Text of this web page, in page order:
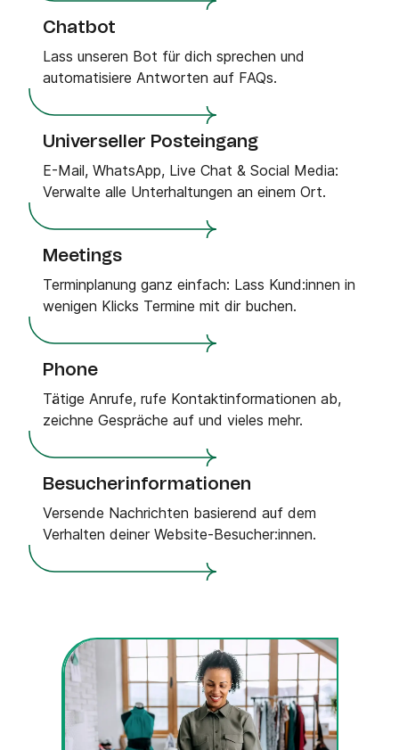
Chatbot
Lass unseren Bot für dich sprechen und
automatisiere Antworten auf FAQs.
Universeller Posteingang
E-Mail, WhatsApp, Live Chat & Social Media:
Verwalte alle Unterhaltungen an einem Ort.
Meetings
Terminplanung ganz einfach: Lass Kund:innen in
wenigen Klicks Termine mit dir buchen.
Phone
Tätige Anrufe, rufe Kontaktinformationen ab,
zeichne Gespräche auf und vieles mehr.
Besucherinformationen
Versende Nachrichten basierend auf dem
Verhalten deiner Website-Besucher:innen.